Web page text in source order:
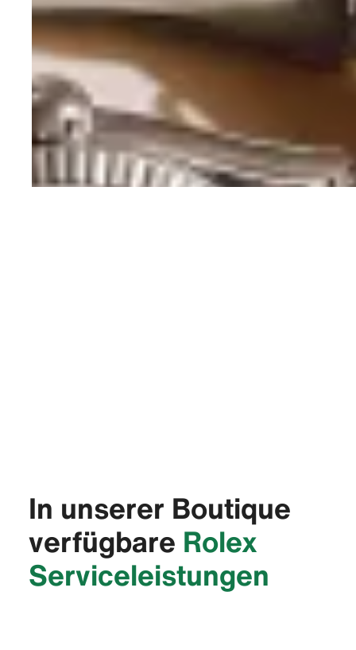
In unserer Boutique
verfügbare Rolex
Service­leistungen